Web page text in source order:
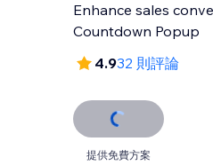
Enhance sales
Countdown Popup
4.932 則評論
提供免費方案